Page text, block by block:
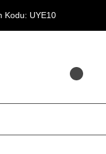
Kodu: UYE10